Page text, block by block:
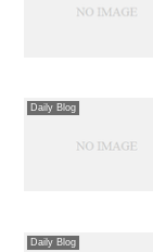
Daily Blog
Daily Blog